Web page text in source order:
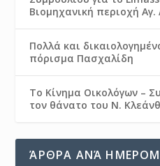
Βιομηχανική περιοχή
Πολλά και
πόρισμα Πασχαλίδη
Το Κίνημα Οικολόγων –
τον θάνατο του Ν.
ΆΡΘΡΑ ΑΝΆ